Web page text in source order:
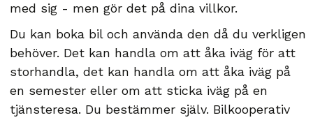
med sig - men gör det på dina villkor.
Du kan boka bil och använda den då du verkligen
behöver. Det kan handla om att åka iväg för att
storhandla, det kan handla om att åka iväg på
en semester eller om att sticka iväg på en
tjänsteresa. Du bestämmer själv. Bilkooperativ